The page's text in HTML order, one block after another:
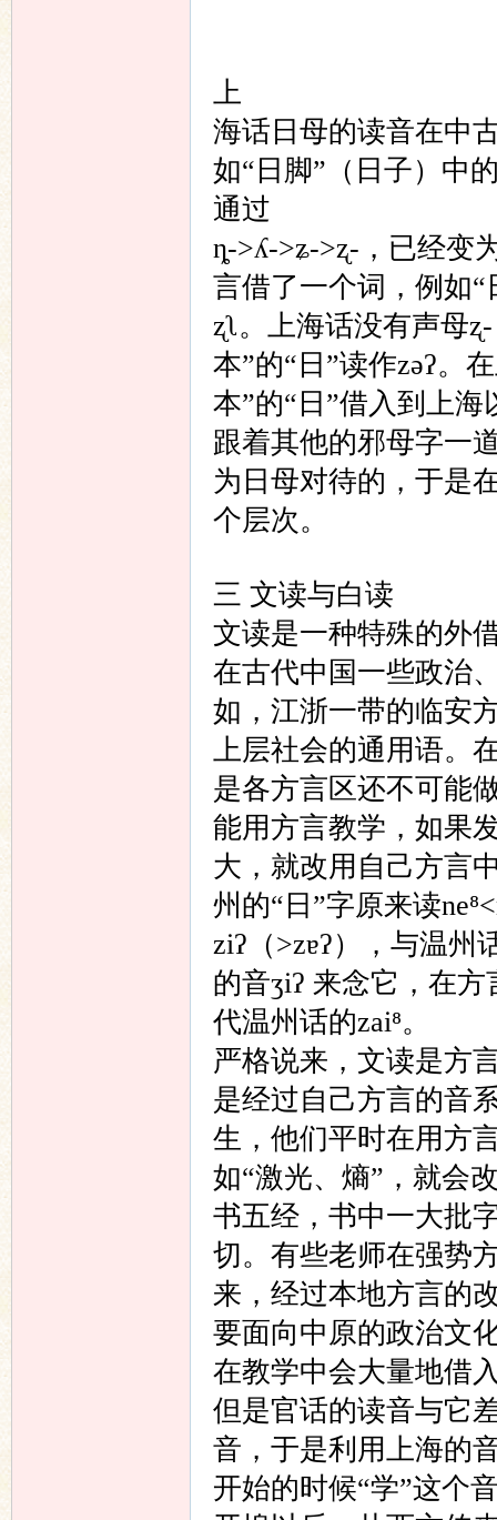
上
海话日母的读音在中
如“日脚”（日子）中
通过
ȵ->ʎ->ʑ->ʐ-，已经变
言借了一个词，例如“
ʐʅ。上海话没有声母
本”的“日”读作zəʔ。
本”的“日”借入到上海
跟着其他的邪母字一
为日母对待的，于是
个层次。
三 文读与白读
文读是一种特殊的外
在古代中国一些政治
如，江浙一带的临安
上层社会的通用语。
是各方言区还不可能
能用方言教学，如果
大，就改用自己方言
州的“日”字原来读
ziʔ（>zɐʔ），与温州
的音ʒiʔ 来念它，在
代温州话的zai⁸。
严格说来，文读是方
是经过自己方言的音
生，他们平时在用方
如“激光、熵”，就会
书五经，书中一大批
切。有些老师在强势
来，经过本地方言的
要面向中原的政治文
在教学中会大量地借
但是官话的读音与它
音，于是利用上海的
开始的时候“学”这个